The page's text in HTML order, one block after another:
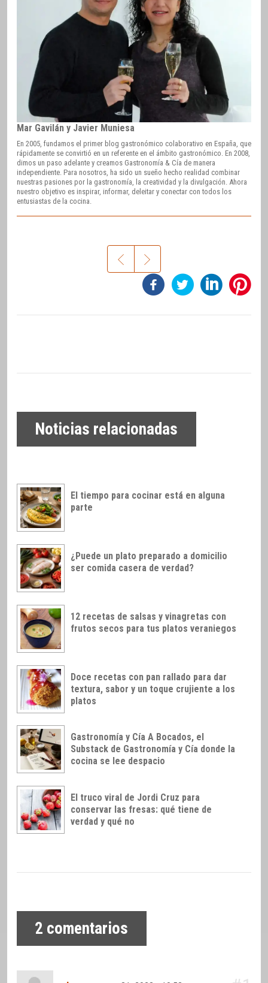
Mar Gavilán y Javier Muniesa
En 2005, fundamos el primer blog gastronómico colaborativo en España, que
rápidamente se convirtió en un referente en el ámbito gastronómico. En 2008,
dimos un paso adelante y creamos Gastronomía & Cía de manera
independiente. Para nosotros, ha sido un sueño hecho realidad combinar
nuestras pasiones por la gastronomía, la creatividad y la divulgación. Ahora
nuestro objetivo es inspirar, informar, deleitar y conectar con todos los
entusiastas de la cocina.
Noticias relacionadas
El tiempo para cocinar está en alguna
parte
¿Puede un plato preparado a domicilio
ser comida casera de verdad?
12 recetas de salsas y vinagretas con
frutos secos para tus platos veraniegos
Doce recetas con pan rallado para dar
textura, sabor y un toque crujiente a los
platos
Gastronomía y Cía A Bocados, el
Substack de Gastronomía y Cía donde la
cocina se lee despacio
El truco viral de Jordi Cruz para
conservar las fresas: qué tiene de
verdad y qué no
2 comentarios